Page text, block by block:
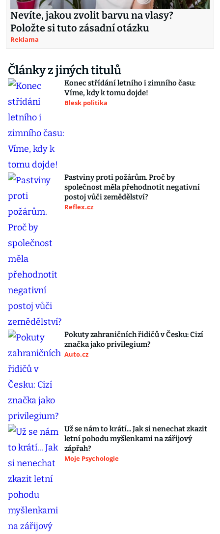
Nevíte, jakou zvolit barvu na vlasy?
Položte si tuto zásadní otázku
Reklama
Články z jiných titulů
Konec střídání letního i zimního času:
Víme, kdy k tomu dojde!
Blesk politika
Pastviny proti požárům. Proč by
společnost měla přehodnotit negativní
postoj vůči zemědělství?
Reflex.cz
Pokuty zahraničních řidičů v Česku: Cizí
značka jako privilegium?
Auto.cz
Už se nám to krátí... Jak si nenechat zkazit
letní pohodu myšlenkami na zářijový
zápřah?
Moje Psychologie